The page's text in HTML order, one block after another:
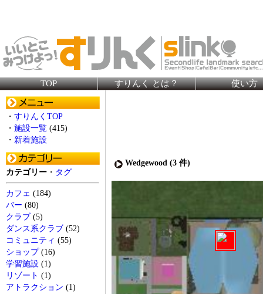
TOP すりんく とは？ 使い方
・ すりんくTOP
・ 施設一覧 (415)
・ 新着施設
カテゴリー ・ タグ
カフェ (184)
バー (80)
クラブ (5)
ダンス系クラブ (52)
コミュニティ (55)
ショップ(16)
学習施設 (1)
リゾート (1)
アトラクション (1)
Wedgewood (3 件)